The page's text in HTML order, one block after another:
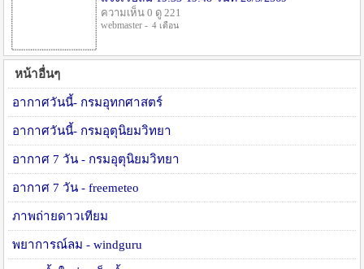
ความเห็น 0 ดู 221
webmaster - 4 เดือน
หน้าอื่นๆ
อากาศวันนี้- กรมอุทกศาสตร์
อากาศวันนี้- กรมอุตุนิยมวิทยา
อากาศ 7 วัน - กรมอุตุนิยมวิทยา
อากาศ 7 วัน - freemeteo
ภาพถ่ายดาวเทียม
พยาการณ์ลม - windguru